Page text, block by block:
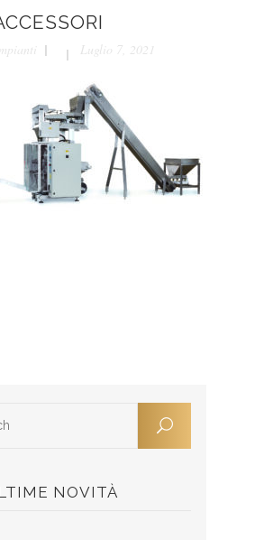
Luglio 7, 2021
NOVITÀ